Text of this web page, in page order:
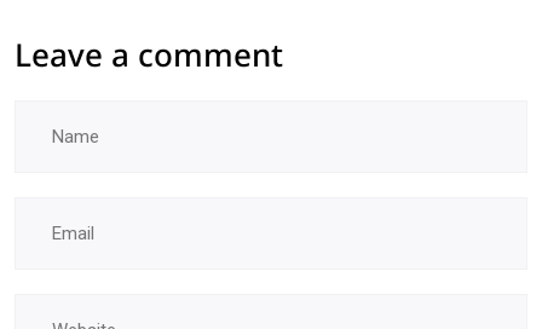
Leave a comment